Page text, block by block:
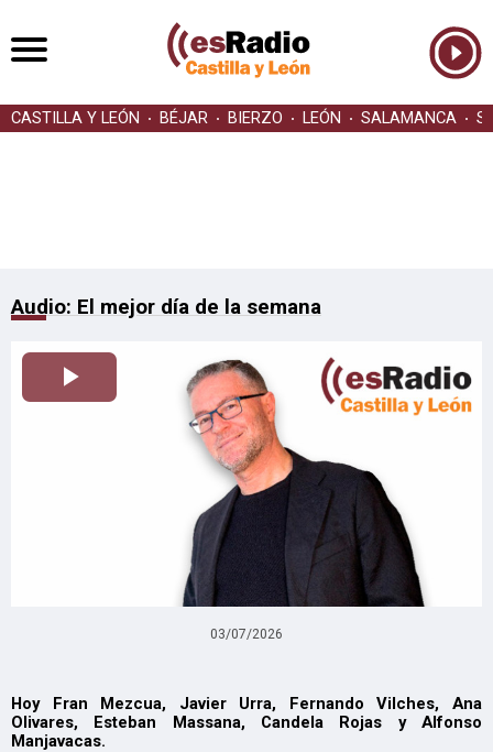
CASTILLA Y LEÓN BÉJAR BIERZO LEÓN SALAMANCA
Audio: El mejor día de la semana
Reproducir
03/07/2026
Hoy Fran Mezcua, Javier Urra, Fernando Vilches, Ana
Olivares, Esteban Massana, Candela Rojas y Alfonso
Manjavacas.